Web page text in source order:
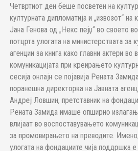
Четвртиот ден беше посветен на
културната дипломатија и „извозот“ на
Јана Генова од „Некс пејџ“ во своето
потцрта улогата на министерствата за
агенции за книга како главни актери во
комуникацијата при креирањето
сесија онлајн се појавија Рената
поранешна директорка на Јавната
Андреј Ловшин, претставник на
Рената Замида имаше опширно
влијаат во воспоставувањето
за промовирањето на преводите.
улогата на фондациите чија поддршка